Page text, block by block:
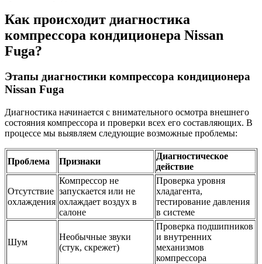
Как происходит диагностика
компрессора кондиционера Nissan
Fuga?
Этапы диагностики компрессора кондиционера
Nissan Fuga
Диагностика начинается с внимательного осмотра внешнего
состояния компрессора и проверки всех его составляющих. В
процессе мы выявляем следующие возможные проблемы:
Проблема Признаки
Диагностическое
действие
Отсутствие
охлаждения
Компрессор не
запускается или не
охлаждает воздух в
салоне
Проверка уровня
хладагента,
тестирование давления
в системе
Шум
Необычные звуки
(стук, скрежет)
Проверка подшипников
и внутренних
механизмов
компрессора